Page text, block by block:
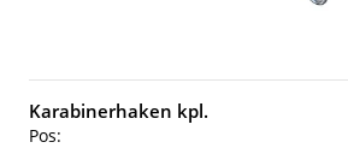
Karabinerhaken kpl.
Pos: